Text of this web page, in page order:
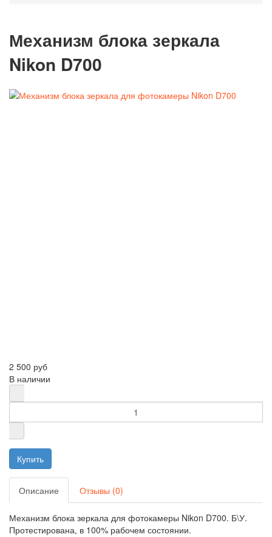
Механизм блока зеркала
Nikon D700
2 500 руб
В наличии
Описание Отзывы (0)
Механизм блока зеркала для фотокамеры Nikon D700. Б\У.
Протестирована, в 100% рабочем состоянии.